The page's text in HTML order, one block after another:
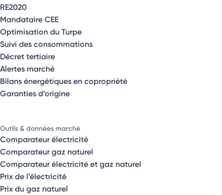
RE2020
Mandataire CEE
Optimisation du Turpe
Suivi des consommations
Décret tertiaire
Alertes marché
Bilans énergétiques en copropriété
Garanties d’origine
Outils & données marché
Comparateur électricité
Comparateur gaz naturel
Comparateur électricité et gaz naturel
Prix de l’électricité
Prix du gaz naturel